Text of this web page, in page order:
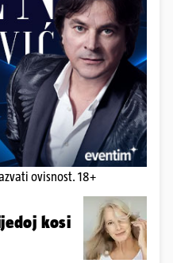
ovisnost. 18+
kosi